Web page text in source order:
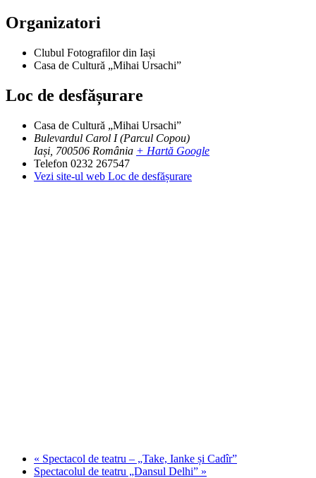
Organizatori
Clubul Fotografilor din Iași
Casa de Cultură „Mihai Ursachi”
Loc de desfășurare
Casa de Cultură „Mihai Ursachi”
Bulevardul Carol I (Parcul Copou)
Iași 700506 România + Hartă Google
Telefon 0232 267547
Vezi site-ul web Loc de desfășurare
« Spectacol de teatru – „Take, Ianke și Cadîr”
Spectacolul de teatru „Dansul Delhi” »